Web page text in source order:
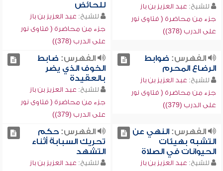
للشيخ: عبد العزيز بن باز
جزء من محاضرة ( فتاوى نور
على الدرب (378))
للحائض
للشيخ: عبد العزيز بن باز
جزء من محاضرة ( فتاوى نور
على الدرب (378))
الفهرس: ضوابط
الرضاع المحرم
للشيخ: عبد العزيز بن باز
جزء من محاضرة ( فتاوى نور
على الدرب (379))
الفهرس: ضابط
الخوف الذي يضر
بالعقيدة
للشيخ: عبد العزيز بن باز
جزء من محاضرة ( فتاوى نور
على الدرب (379))
الفهرس:النهي عن
التشبه بهيئات
الحيوانات في الصلاة
للشيخ: عبد العزيز بن باز
الفهرس:حكم
تحريك السبابة أثناء
التشهد
للشيخ: عبد العزيز بن باز